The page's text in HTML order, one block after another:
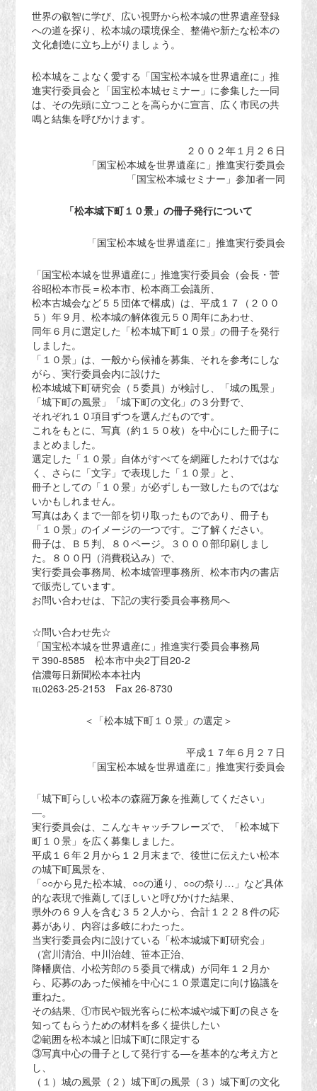
世界の叡智に学び、広い視野から松本城の世界遺産登録
への道を探り、松本城の環境保全、整備や新たな松本の
文化創造に立ち上がりましょう。
松本城をこよなく愛する「国宝松本城を世界遺産に」推
進実行委員会と「国宝松本城セミナー」に参集した一同
は、その先頭に立つことを高らかに宣言、広く市民の共
鳴と結集を呼びかけます。
２００２年１月２６日
「国宝松本城を世界遺産に」推進実行委員会
「国宝松本城セミナー」参加者一同
「松本城下町１０景」の冊子発行について
「国宝松本城を世界遺産に」推進実行委員会
「国宝松本城を世界遺産に」推進実行委員会（会長・菅
谷昭松本市長＝松本市、松本商工会議所、
松本古城会など５５団体で構成）は、平成１７（２００
５）年９月、松本城の解体復元５０周年にあわせ、
同年６月に選定した「松本城下町１０景」の冊子を発行
しました。
「１０景」は、一般から候補を募集、それを参考にしな
がら、実行委員会内に設けた
松本城城下町研究会（５委員）が検討し、「城の風景」
「城下町の風景」「城下町の文化」の３分野で、
それぞれ１０項目ずつを選んだものです。
これをもとに、写真（約１５０枚）を中心にした冊子に
まとめました。
選定した「１０景」自体がすべてを網羅したわけではな
く、さらに「文字」で表現した「１０景」と、
冊子としての「１０景」が必ずしも一致したものではな
いかもしれません。
写真はあくまで一部を切り取ったものであり、冊子も
「１０景」のイメージの一つです。ご了解ください。
冊子は、Ｂ５判、８０ページ。３０００部印刷しまし
た。８００円（消費税込み）で、
実行委員会事務局、松本城管理事務所、松本市内の書店
で販売しています。
お問い合わせは、下記の実行委員会事務局へ
☆問い合わせ先☆
「国宝松本城を世界遺産に」推進実行委員会事務局
〒390-8585 松本市中央2丁目20-2
信濃毎日新聞松本本社内
℡0263-25-2153 Fax 26-8730
＜「松本城下町１０景」の選定＞
平成１７年６月２７日
「国宝松本城を世界遺産に」推進実行委員会
「城下町らしい松本の森羅万象を推薦してください」
―。
実行委員会は、こんなキャッチフレーズで、「松本城下
町１０景」を広く募集しました。
平成１６年２月から１２月末まで、後世に伝えたい松本
の城下町風景を、
「○○から見た松本城、○○の通り、○○の祭り…」など具体
的な表現で推薦してほしいと呼びかけた結果、
県外の６９人を含む３５２人から、合計１２２８件の応
募があり、内容は多岐にわたった。
当実行委員会内に設けている「松本城城下町研究会」
（宮川清治、中川治雄、笹本正治、
降幡廣信、小松芳郎の５委員で構成）が同年１２月か
ら、応募のあった候補を中心に１０景選定に向け協議を
重ねた。
その結果、①市民や観光客らに松本城や城下町の良さを
知ってもらうための材料を多く提供したい
②範囲を松本城と旧城下町に限定する
③写真中心の冊子として発行する―を基本的な考え方と
し、
（１）城の風景（２）城下町の風景（３）城下町の文化